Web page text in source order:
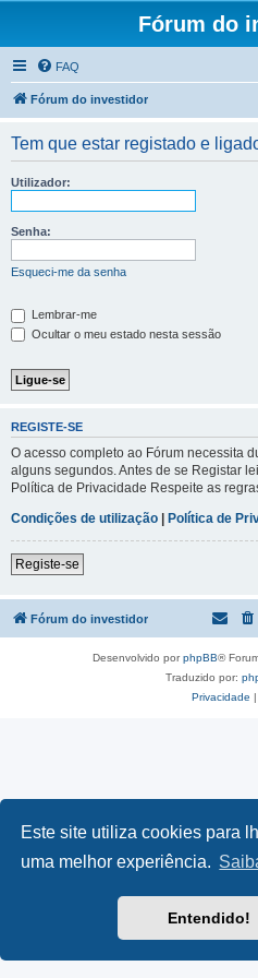
Este site utiliza cookies para
uma melhor experiência.
Entendido!
Fórum do
FAQ
Fórum do investidor
Tem que estar registado e
Utilizador:
Senha:
Esqueci-me da senha
Lembrar-me
Ocultar o meu estado nesta sessão
REGISTE-SE
O acesso completo ao Fórum necessita
alguns segundos. Antes de se Registar
Política de Privacidade Respeite as
Condições de utilização | Política de
Registe-se
Fórum do investidor
Desenvolvido porphpBB®
Traduzido por:
Privacidade |